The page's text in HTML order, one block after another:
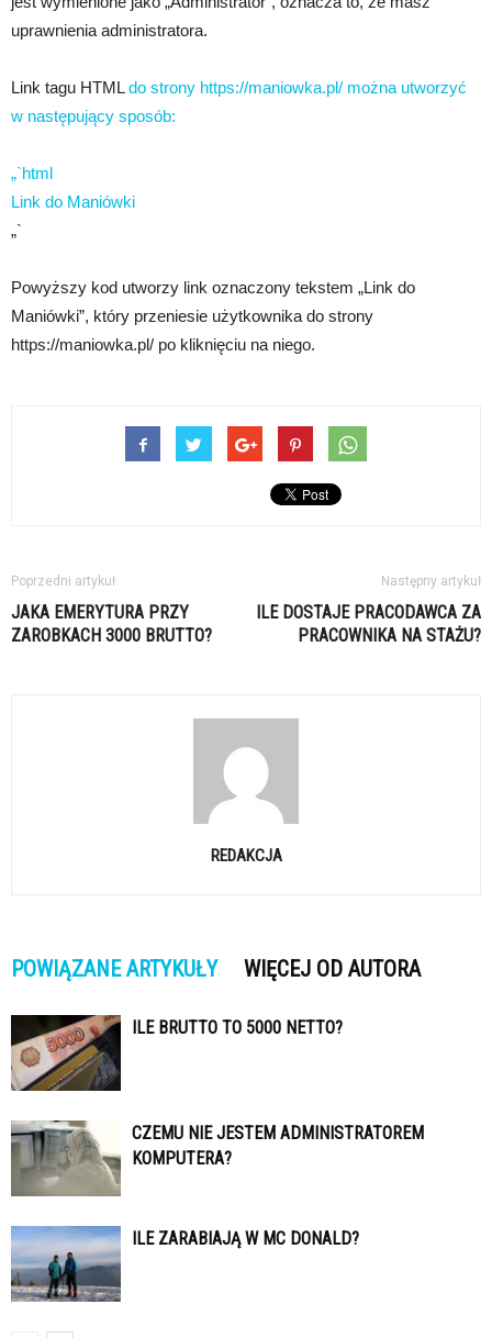
uprawnienia administratora.
Link tagu HTMLdo strony https://maniowka.pl/ można utworzyć
w następujący sposób:
„`html
Link do Maniówki
„`
Powyższy kod utworzy link oznaczony tekstem „Link do
Maniówki”, który przeniesie użytkownika do strony
https://maniowka.pl/ po kliknięciu na niego.
Poprzedni artykuł
JAKA EMERYTURA PRZY
ZAROBKACH 3000 BRUTTO?
Następny artykuł
ILE DOSTAJE PRACODAWCA ZA
PRACOWNIKA NA STAŻU?
REDAKCJA
POWIĄZANE ARTYKUŁY WIĘCEJ OD AUTORA
ILE BRUTTO TO 5000 NETTO?
CZEMU NIE JESTEM ADMINISTRATOREM
KOMPUTERA?
ILE ZARABIAJĄ W MC DONALD?